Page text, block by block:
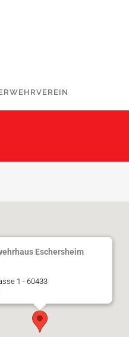
Eschersheim
1 - 60433